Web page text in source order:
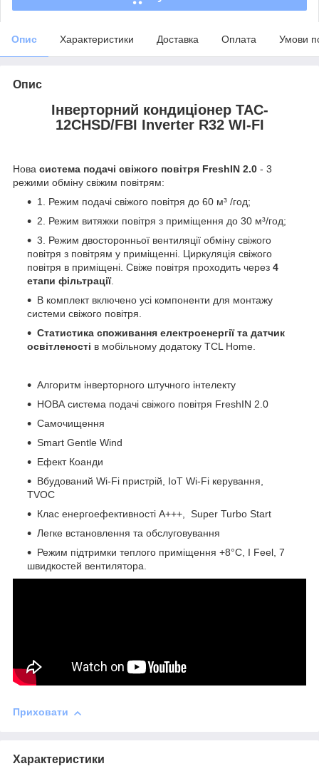
Опис Характеристики Доставка Оплата Умови
Опис
Інверторний кондиціонер TAC-
12CHSD/FBI Inverter R32 WI-FI
Нова система подачі свіжого повітря FreshIN 2.0 - 3
режими обміну свіжим повітрям:
1. Режим подачі свіжого повітря до 60 м³ /год;
2. Режим витяжки повітря з приміщення до 30 м³/год;
3. Режим двосторонньої вентиляції обміну свіжого
повітря з повітрям у приміщенні. Циркуляція свіжого
повітря в приміщені. Свіже повітря проходить через 4
етапи фільтрації.
В комплект включено усі компоненти для монтажу
системи свіжого повітря.
Статистика споживання електроенергії та датчик
освітленості в мобільному додатоку TCL Home.
Алгоритм інверторного штучного інтелекту
НОВА система подачі свіжого повітря FreshIN 2.0
Самочищення
Smart Gentle Wind
Ефект Коанди
Вбудований Wi-Fi пристрій, IoT Wi-Fi керування,
TVOC
Клас енергоефективності А+++, Super Turbo Start
Легке встановлення та обслуговування
Режим підтримки теплого приміщення +8°C, I Feel, 7
швидкостей вентилятора.
Приховати
Характеристики